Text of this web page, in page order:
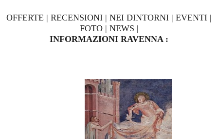
OFFERTE | RECENSIONI | NEI DINTORNI | EVENTI |
FOTO| NEWS |
INFORMAZIONI RAVENNA :